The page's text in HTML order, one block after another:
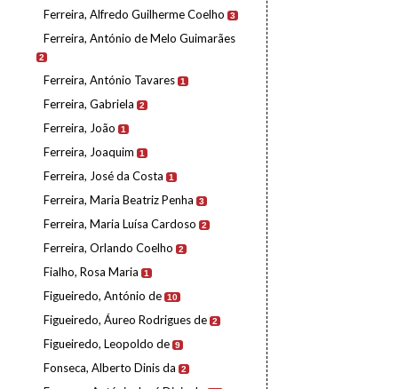
Ferreira, Alfredo Guilherme Coelho 3
Ferreira, António de Melo Guimarães
2
Ferreira, António Tavares 1
Ferreira, Gabriela 2
Ferreira, João 1
Ferreira, Joaquim 1
Ferreira, José da Costa 1
Ferreira, Maria Beatriz Penha 3
Ferreira, Maria Luísa Cardoso 2
Ferreira, Orlando Coelho 2
Fialho, Rosa Maria 1
Figueiredo, António de 10
Figueiredo, Áureo Rodrigues de 2
Figueiredo, Leopoldo de 9
Fonseca, Alberto Dinis da 2